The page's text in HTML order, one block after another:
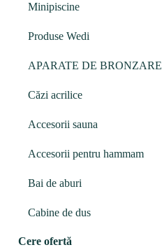
Minipiscine
Produse Wedi
APARATE DE BRONZARE
Căzi acrilice
Accesorii sauna
Accesorii pentru hammam
Bai de aburi
Cabine de dus
Cere ofertă